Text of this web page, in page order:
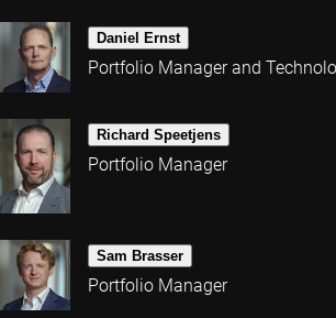
Daniel Ernst
Portfolio Manager and
Richard Speetjens
Portfolio Manager
Sam Brasser
Portfolio Manager